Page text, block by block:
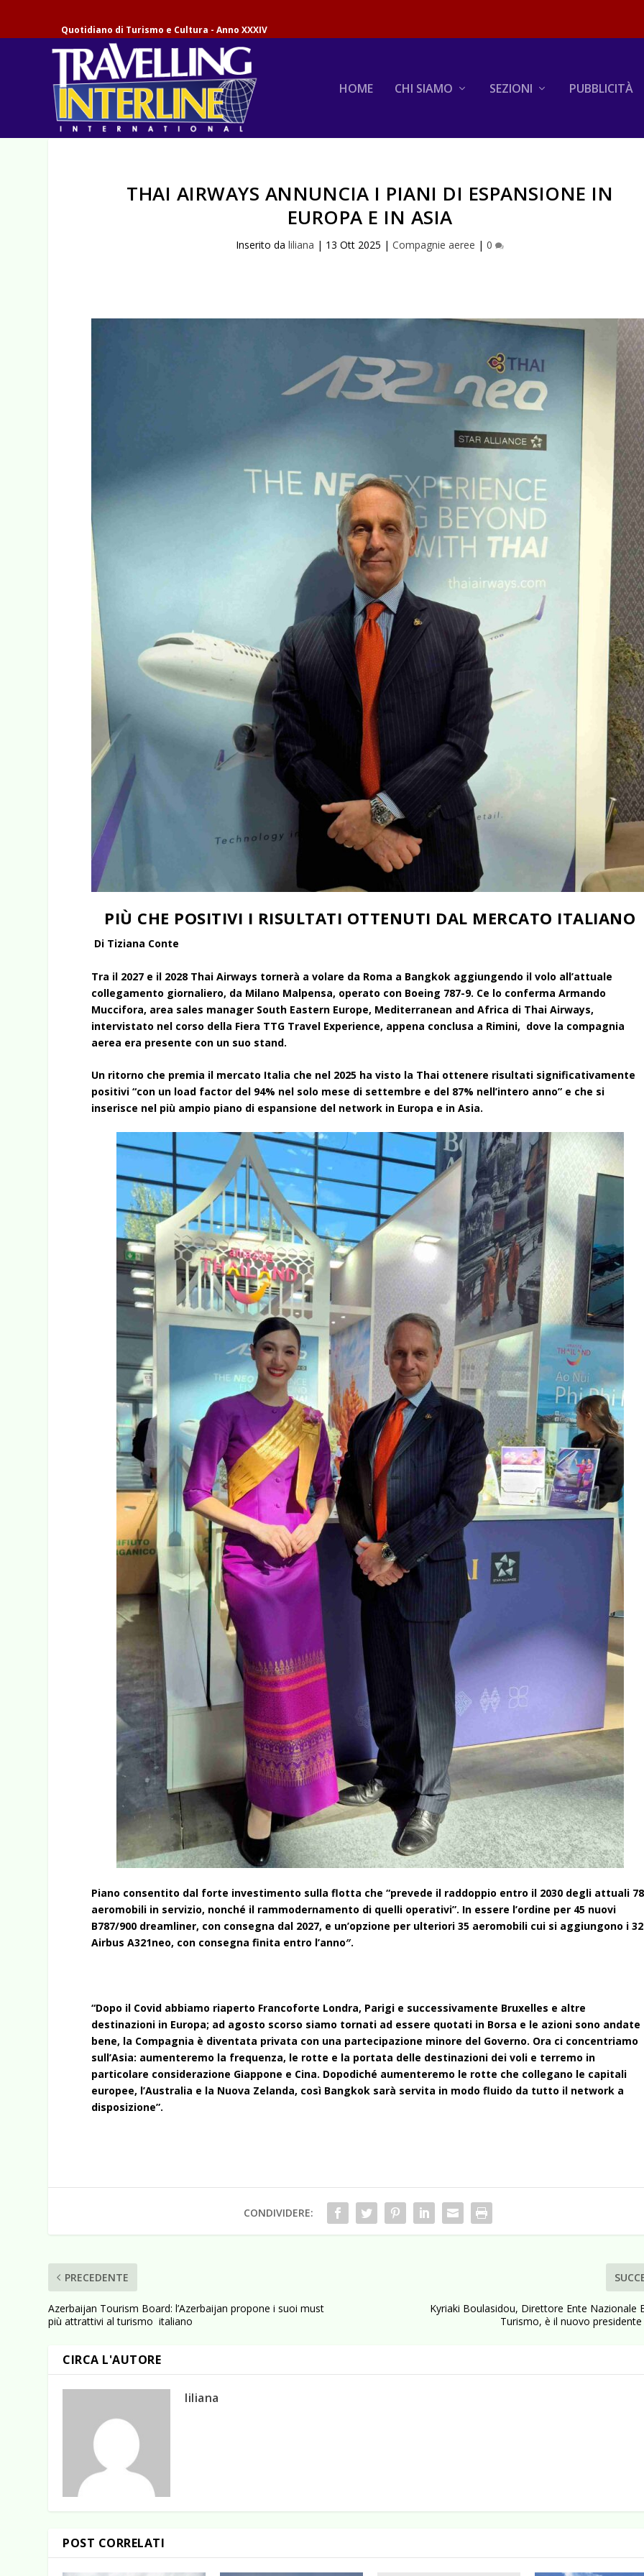
Quotidiano di Turismo e Cultura - Anno XXXIV
HOME CHI SIAMO SEZIONI PUBBLICITÀ
THAI AIRWAYS ANNUNCIA I PIANI DI ESPANSIONE IN
EUROPA E IN ASIA
Inserito daliliana | 13 Ott 2025 |Compagnie aeree |0
PIÙ CHE POSITIVI I RISULTATI OTTENUTI DAL MERCATO ITALIANO
Di Tiziana Conte
Tra il 2027 e il 2028 Thai Airways tornerà a volare da Roma a Bangkok aggiungendo il volo all’attuale
collegamento giornaliero, da Milano Malpensa, operato con Boeing 787-9. Ce lo conferma Armando
Muccifora, area sales manager South Eastern Europe, Mediterranean and Africa di Thai Airways,
intervistato nel corso della Fiera TTG Travel Experience, appena conclusa a Rimini, dove la compagnia
aerea era presente con un suo stand.
Un ritorno che premia il mercato Italia che nel 2025 ha visto la Thai ottenere risultati significativamente
positivi “con un load factor del 94% nel solo mese di settembre e del 87% nell’intero anno” e che si
inserisce nel più ampio piano di espansione del network in Europa e in Asia.
Piano consentito dal forte investimento sulla flotta che “prevede il raddoppio entro il 2030 degli attuali 78
aeromobili in servizio, nonché il rammodernamento di quelli operativi”. In essere l’ordine per 45 nuovi
B787/900 dreamliner, con consegna dal 2027, e un’opzione per ulteriori 35 aeromobili cui si aggiungono i 32
Airbus A321neo, con consegna finita entro l’anno″.
“Dopo il Covid abbiamo riaperto Francoforte Londra, Parigi e successivamente Bruxelles e altre
destinazioni in Europa; ad agosto scorso siamo tornati ad essere quotati in Borsa e le azioni sono andate
bene, la Compagnia è diventata privata con una partecipazione minore del Governo. Ora ci concentriamo
sull’Asia: aumenteremo la frequenza, le rotte e la portata delle destinazioni dei voli e terremo in
particolare considerazione Giappone e Cina. Dopodiché aumenteremo le rotte che collegano le capitali
europee, l’Australia e la Nuova Zelanda, così Bangkok sarà servita in modo fluido da tutto il network a
disposizione”.
CONDIVIDERE:
PRECEDENTE
Azerbaijan Tourism Board: l’Azerbaijan propone i suoi must
più attrattivi al turismo italiano
Kyriaki Boulasidou, Direttore Ente Nazionale
Turismo, è il nuovo presidente
CIRCA L'AUTORE
liliana
POST CORRELATI